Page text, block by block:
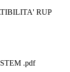
RUP
.pdf